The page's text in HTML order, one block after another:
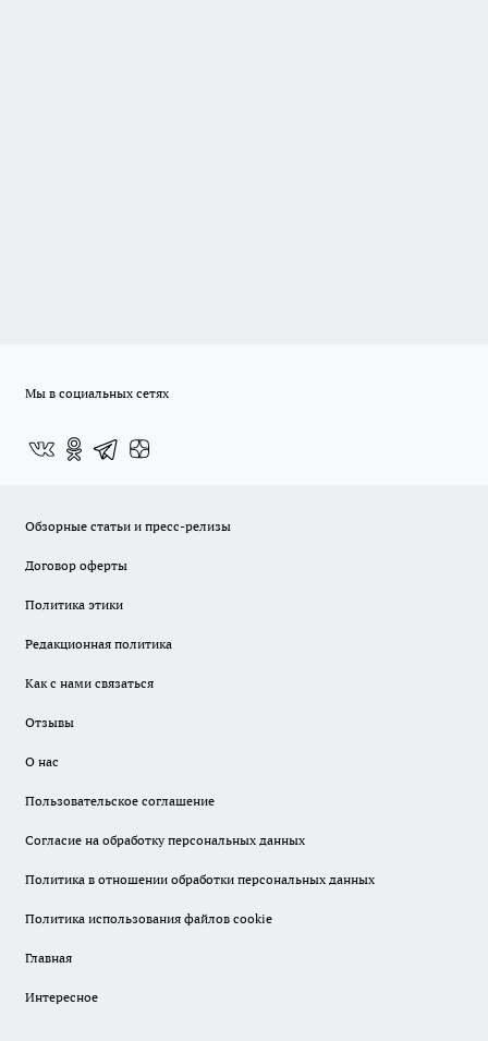
Мы в социальных сетях
Обзорные статьи и пресс-релизы
Договор оферты
Политика этики
Редакционная политика
Как с нами связаться
Отзывы
О нас
Пользовательское соглашение
Согласие на обработку персональных данных
Политика в отношении обработки персональных данных
Политика использования файлов cookie
Главная
Интересное